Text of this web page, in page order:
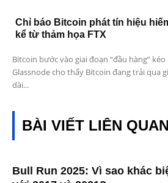
Chỉ báo Bitcoin phát tín hiệu
kể từ thảm họa FTX
Bitcoin bước vào giai đoạn “đầu hàng”
Glassnode cho thấy Bitcoin đang trải qua
dài...
BÀI VIẾT LIÊN QUAN
Bull Run 2025: Vì sao khác